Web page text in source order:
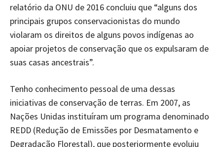
relatório da ONU de 2016 concluiu que “alguns dos
principais grupos conservacionistas do mundo
violaram os direitos de alguns povos indígenas ao
apoiar projetos de conservação que os expulsaram de
suas casas ancestrais”.
Tenho conhecimento pessoal de uma dessas
iniciativas de conservação de terras. Em 2007, as
Nações Unidas instituíram um programa denominado
REDD (Redução de Emissões por Desmatamento e
Degradação Florestal), que posteriormente evoluiu